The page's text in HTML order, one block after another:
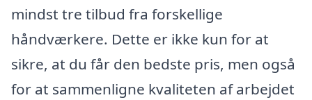
mindst tre tilbud fra forskellige
håndværkere. Dette er ikke kun for at
sikre, at du får den bedste pris, men også
for at sammenligne kvaliteten af arbejdet